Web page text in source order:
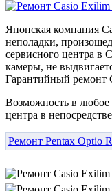
Японская компания
неполадки,
сервисного центра в
камеры, не
Гарантийный ремонт
Возможность в любое
центра в
Ремонт Pentax Optio